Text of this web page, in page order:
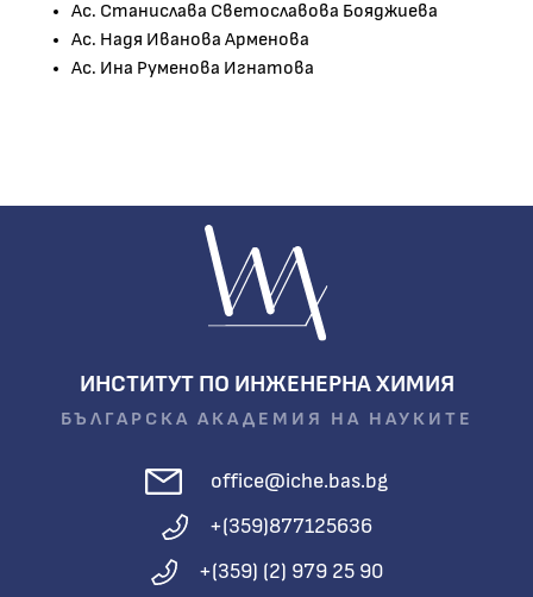
Ас. Станислава Светославова Бояджиева
Ас. Надя Иванова Арменова
Ас. Ина Руменова Игнатова
ИНСТИТУТ ПО ИНЖЕНЕРНА ХИМИЯ
БЪЛГАРСКА АКАДЕМИЯ НА НАУКИТЕ
office@iche.bas.bg
+(359)877125636
+(359) (2) 979 25 90